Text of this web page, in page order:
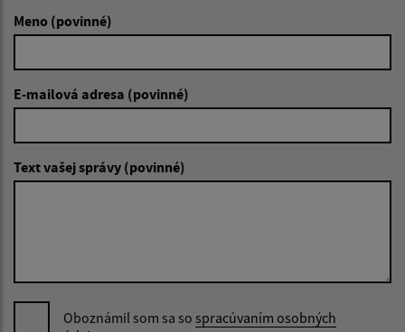
Meno (povinné)
E-mailová adresa (povinné)
Text vašej správy (povinné)
Oboznámil som sa so spracúvaním osobných